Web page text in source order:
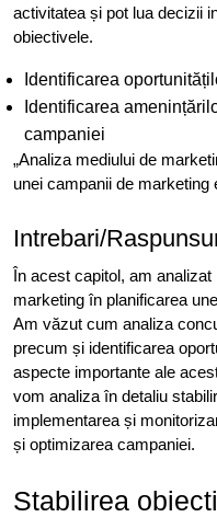
activitatea și pot lua decizii
obiectivele.
Identificarea
Identificarea
campaniei
„Analiza mediului de
unei campanii de marketing
Intrebari/
În acest capitol, am
marketing în planificarea
Am văzut cum analiza
precum și identificarea
aspecte importante ale
vom analiza în detaliu
implementarea și
și optimizarea campaniei.
Stabilirea